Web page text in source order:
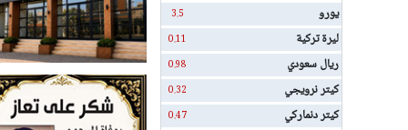
يورو 3.5
ليرة تركية 0.11
ريال سعودي 0.98
كيتر نرويجي 0.32
كيتر دنماركي 0.47